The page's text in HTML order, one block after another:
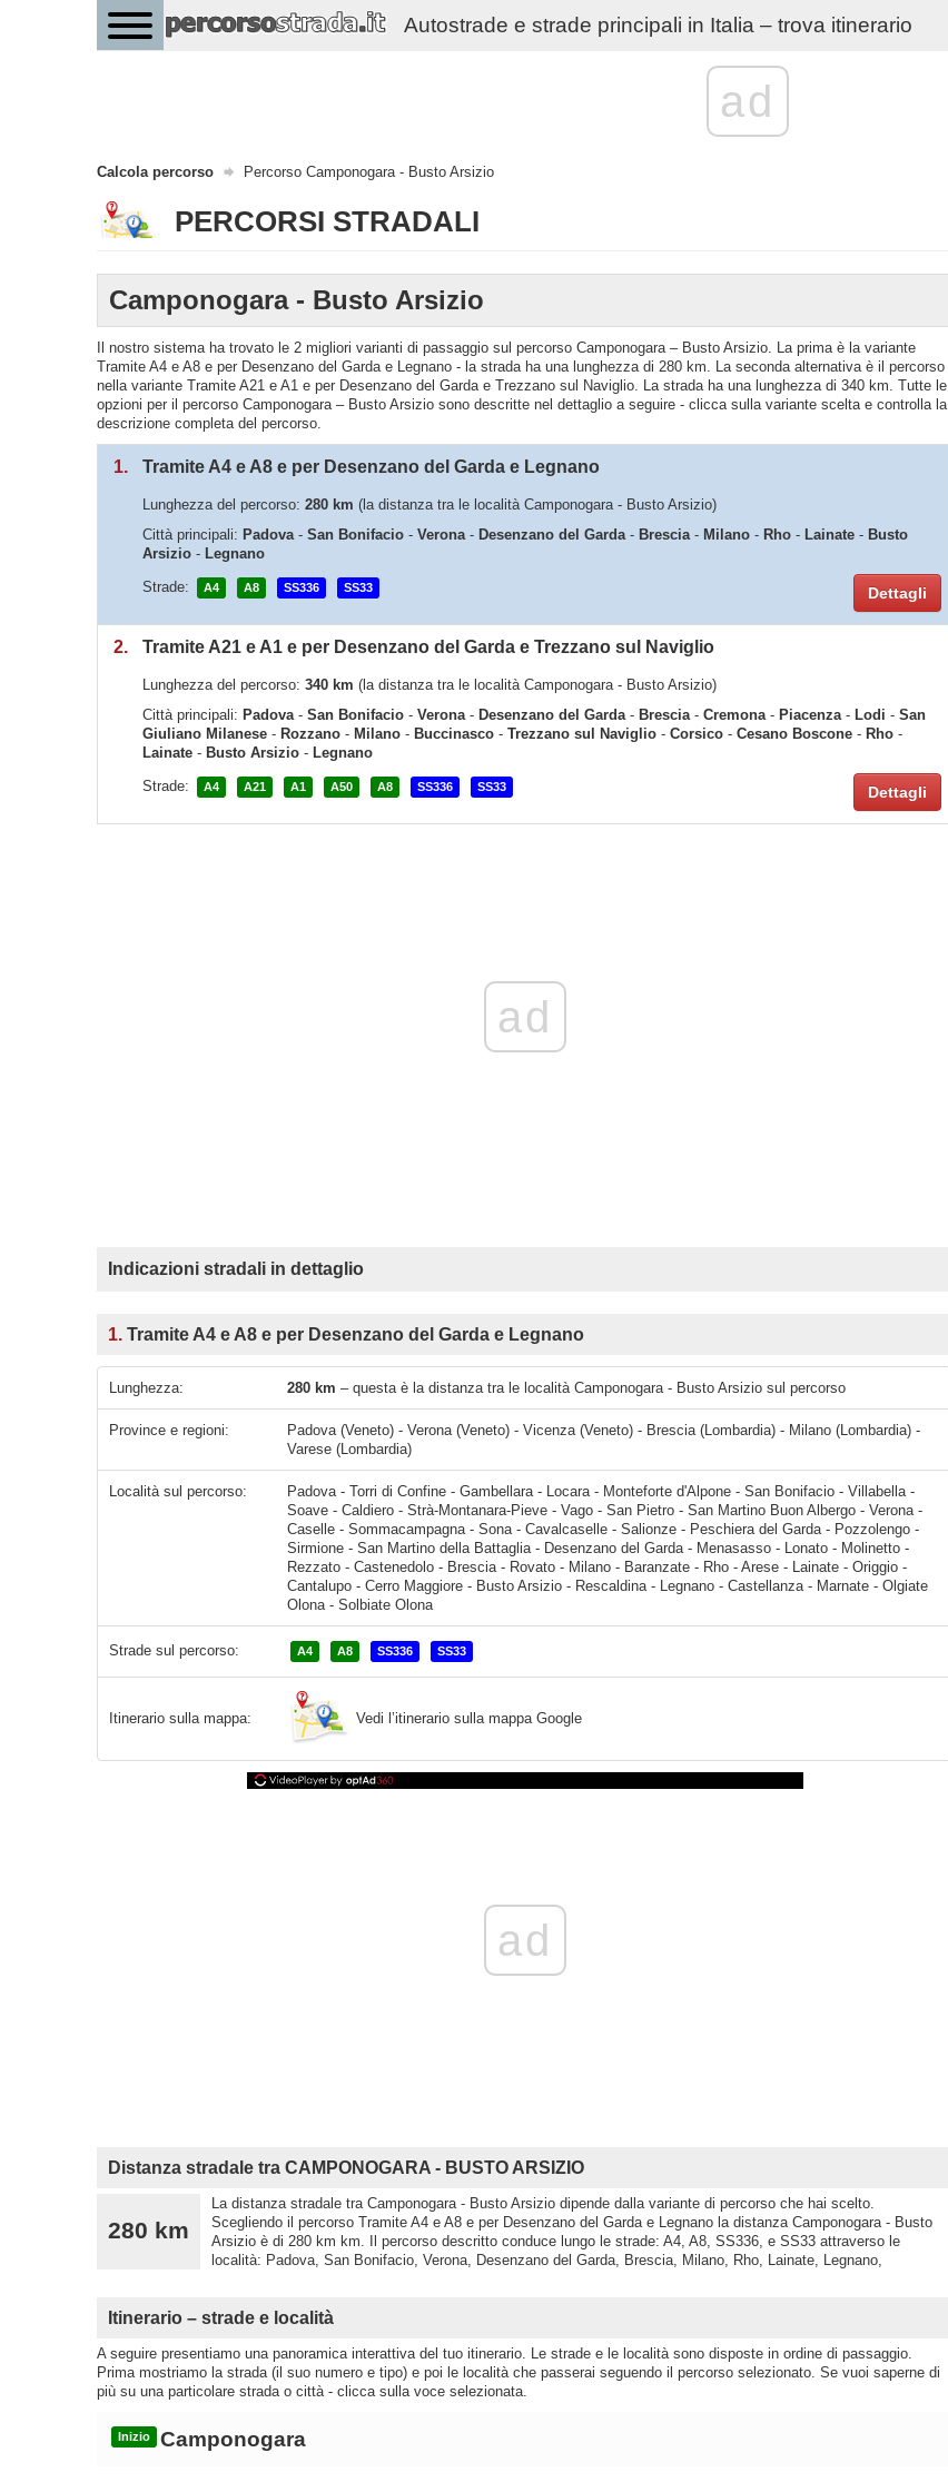
Autostrade e strade principali in Italia – trova itinerario
ad
Calcola percorso Percorso Camponogara - Busto Arsizio
PERCORSI STRADALI
Camponogara - Busto Arsizio
Il nostro sistema ha trovato le 2 migliori varianti di passaggio sul percorso Camponogara – Busto Arsizio. La prima è la variante
Tramite A4 e A8 e per Desenzano del Garda e Legnano - la strada ha una lunghezza di 280 km. La seconda alternativa è il percorso
nella variante Tramite A21 e A1 e per Desenzano del Garda e Trezzano sul Naviglio. La strada ha una lunghezza di 340 km. Tutte le
opzioni per il percorso Camponogara – Busto Arsizio sono descritte nel dettaglio a seguire - clicca sulla variante scelta e controlla la
descrizione completa del percorso.
1. Tramite A4 e A8 e per Desenzano del Garda e Legnano
Lunghezza del percorso: 280 km (la distanza tra le località Camponogara - Busto Arsizio)
Città principali: Padova- San Bonifacio - Verona- Desenzano del Garda- Brescia- Milano - Rho - Lainate - Busto
Arsizio - Legnano
Strade:
A4 A8 SS336 SS33 Dettagli
2. Tramite A21 e A1 e per Desenzano del Garda e Trezzano sul Naviglio
Lunghezza del percorso: 340 km (la distanza tra le località Camponogara - Busto Arsizio)
Città principali: Padova- San Bonifacio - Verona- Desenzano del Garda- Brescia- Cremona- Piacenza- Lodi - San
Giuliano Milanese - Rozzano - Milano - Buccinasco - Trezzano sul Naviglio - Corsico - Cesano Boscone - Rho -
Lainate - Busto Arsizio - Legnano
Strade:
A4 A21 A1 A50 A8 SS336 SS33 Dettagli
ad
Indicazioni stradali in dettaglio
1. Tramite A4 e A8 e per Desenzano del Garda e Legnano
Lunghezza: 280 km – questa è la distanza tra le località Camponogara - Busto Arsizio sul percorso
Province e regioni:
Padova (Veneto) - Verona (Veneto) - Vicenza (Veneto) - Brescia (Lombardia) - Milano (Lombardia) -
Varese (Lombardia)
Località sul percorso: Padova - Torri di Confine - Gambellara - Locara - Monteforte d'Alpone - San Bonifacio - Villabella - Soave - Caldiero - Strà-Montanara-Pieve - Vago - San Pietro - San Martino Buon Albergo - Verona - Caselle - Sommacampagna - Sona - Cavalcaselle - Salionze - Peschiera del Garda - Pozzolengo - Sirmione - San Martino della Battaglia - Desenzano del Garda - Menasasso - Lonato - Molinetto - Rezzato - Castenedolo - Brescia - Rovato - Milano - Baranzate - Rho - Arese - Lainate - Origgio - Cantalupo
Strade sul percorso: A4 A8 SS336 SS33
Itinerario sulla mappa: Vedi l’itinerario sulla mappa Google
ad
Distanza stradale tra CAMPONOGARA - BUSTO ARSIZIO
280 km
La distanza stradale tra Camponogara - Busto Arsizio dipende dalla variante di percorso che hai scelto.
Scegliendo il percorso Tramite A4 e A8 e per Desenzano del Garda e Legnano la distanza Camponogara - Busto
Arsizio è di 280 km km. Il percorso descritto conduce lungo le strade: A4, A8, SS336, e SS33 attraverso le
località: Padova, San Bonifacio, Verona, Desenzano del Garda, Brescia, Milano, Rho, Lainate, Legnano,
Itinerario – strade e località
A seguire presentiamo una panoramica interattiva del tuo itinerario. Le strade e le località sono disposte in ordine di passaggio.
Prima mostriamo la strada (il suo numero e tipo) e poi le località che passerai seguendo il percorso selezionato. Se vuoi saperne di
più su una particolare strada o città - clicca sulla voce selezionata.
Inizio Camponogara